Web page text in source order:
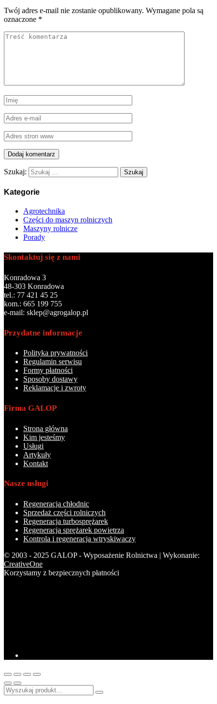
Twój adres e-mail nie zostanie opublikowany. Wymagane pola są
oznaczone *
Szukaj:
Kategorie
Agrotechnika
Części do maszyn rolniczych
Maszyny rolnicze
Porady
Skontaktuj się z nami
Konradowa 3
48-303 Konradowa
tel.: 77 421 45 25
kom.: 665 199 755
e-mail: sklep@agrogalop.pl
Przydatne informacje
Polityka prywatności
Regulamin serwisu
Formy płatności
Sposoby dostawy
Reklamacje i zwroty
Firma GALOP
Strona główna
Kim jesteśmy
Usługi
Artykuły
Kontakt
Nasze usługi
Regeneracja chłodnic
Sprzedaż części rolniczych
Regeneracja turbosprężarek
Regeneracja sprężarek powietrza
Kontrola i regeneracja wtryskiwaczy
© 2003 - 2025 GALOP - Wyposażenie Rolnictwa | Wykonanie:
CreativeOne
Korzystamy z bezpiecznych płatności